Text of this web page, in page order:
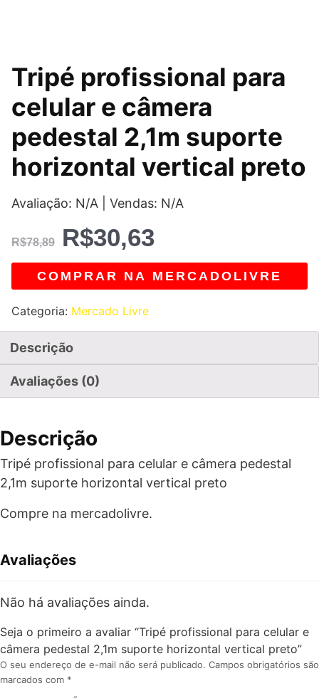
Tripé profissional para
celular e câmera
pedestal 2,1m suporte
horizontal vertical preto
Avaliação: N/A | Vendas: N/A
R$78,89
O
preço
original
era:
R$78,89.
R$30,63
O
preço
atual
é:
R$30,63.
COMPRAR NA MERCADOLIVRE
Categoria: Mercado Livre
Descrição
Avaliações (0)
Descrição
Tripé profissional para celular e câmera pedestal
2,1m suporte horizontal vertical preto
Compre na mercadolivre.
Avaliações
Não há avaliações ainda.
Seja o primeiro a avaliar “Tripé profissional para celular e
câmera pedestal 2,1m suporte horizontal vertical preto”
O seu endereço de e-mail não será publicado. Campos obrigatórios são
marcados com *